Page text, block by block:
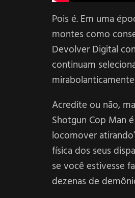
Pois é. Em uma
montes como
Devolver Digital
continuam
Acredite ou não,
Shotgun Cop Man
locomover
física dos seus
se você estivesse
dezenas de